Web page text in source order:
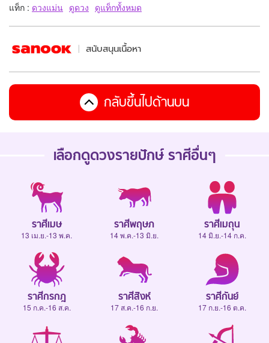
แท็ก : ดวงแม่น ดูดวง ดูแท็กทั้งหมด
สนับสนุนเนื้อหา
กลับขึ้นไปด้านบน
เลือกดูดวงรายปักษ์ราศีอื่นๆ
ราศีเมษ
13 เม.ย.-13 พ.ค.
ราศีพฤษภ
14 พ.ค.-13 มิ.ย.
ราศีเมถุน
14 มิ.ย.-14 ก.ค.
ราศีกรกฎ
15 ก.ค.-16 ส.ค.
ราศีสิงห์
17 ส.ค.-16 ก.ย.
ราศีกันย์
17 ก.ย.-16 ต.ค.